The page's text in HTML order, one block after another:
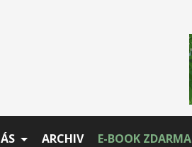
ARCHIV E-BOOK ZDARMA